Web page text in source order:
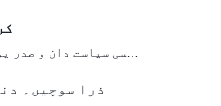
فرانسیسی سیاست دان و صدر یورپی مرکزی بینک